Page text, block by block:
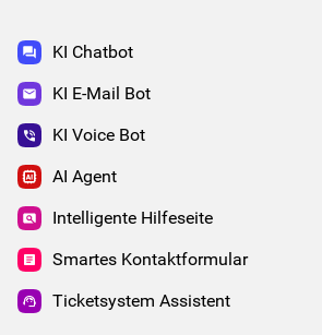
KI Chatbot
KI E-Mail Bot
KI Voice Bot
AI Agent
Intelligente Hilfeseite
Smartes Kontaktformular
Ticketsystem Assistent